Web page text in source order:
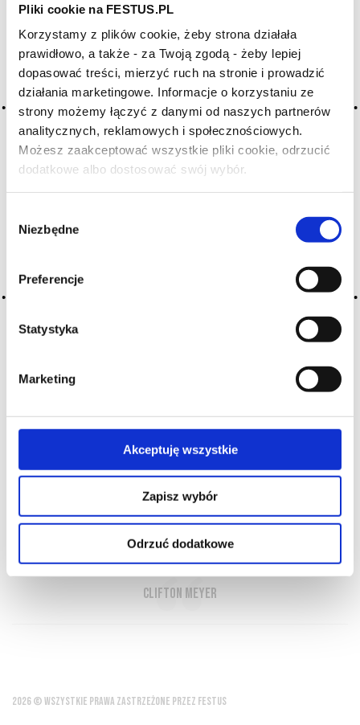
Pliki cookie na FESTUS.PL
Korzystamy z plików cookie, żeby strona działała
prawidłowo, a także - za Twoją zgodą - żeby lepiej
dopasować treści, mierzyć ruch na stronie i prowadzić
działania marketingowe. Informacje o korzystaniu ze
strony możemy łączyć z danymi od naszych partnerów
analitycznych, reklamowych i społecznościowych.
Możesz zaakceptować wszystkie pliki cookie, odrzucić
dodatkowe albo dostosować swój wybór.
zgody
Niezbędne
Preferencje
Statystyka
Marketing
Akceptuję wszystkie
Zapisz wybór
Odrzuć dodatkowe
Czy masz ukończone 18 lat?
Archiwum wpisów tagu:
échantillon
próbka
2016-05-10
mała ilość wina identyczna z zawartością kadzi, beczki lub
butelek przeznaczonych do sprzedaży lub degustacji
CZYTAJ WIĘCEJ
O NAS OFERTA ONLINE PRODUCENCI
BLOG
PRZEWODNIK
SŁOWNIK
Nie znam żadnego innego napoju, który
potrafi nakłonić do myślenia tak jak wino
Clifton Meyer
2026 © WSZYSTKIE PRAWA ZASTRZEŻONE PRZEZ FESTUS